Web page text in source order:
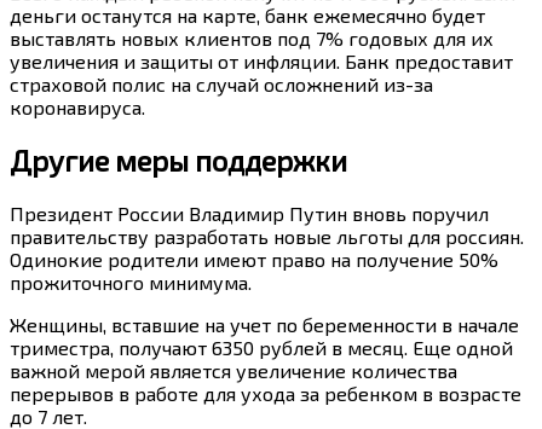
деньги останутся на карте, банк ежемесячно будет
выставлять новых клиентов под 7% годовых для их
увеличения и защиты от инфляции. Банк предоставит
страховой полис на случай осложнений из-за
коронавируса.
Другие меры поддержки
Президент России Владимир Путин вновь поручил
правительству разработать новые льготы для россиян.
Одинокие родители имеют право на получение 50%
прожиточного минимума.
Женщины, вставшие на учет по беременности в начале
триместра, получают 6350 рублей в месяц. Еще одной
важной мерой является увеличение количества
перерывов в работе для ухода за ребенком в возрасте
до 7 лет.